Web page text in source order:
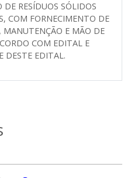
RESÍDUOS SÓLIDOS
COM FORNECIMENTO DE
MANUTENÇÃO E MÃO DE
COM EDITAL E
DESTE EDITAL.